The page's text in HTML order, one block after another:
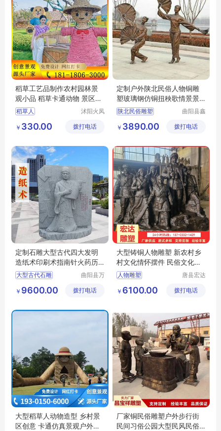
稻草工艺品制作农村园林景
观小品 稻草卡通动物 景区花
海草编人物
稻草人
沭阳火凤
有限公司
￥ 330.00 拨打电话
定制户外陕北民俗人物铜雕
塑玻璃钢仿铜扭秧歌情景景
观雕塑厂家
陕北民俗雕塑
小品雕塑厂家
曲阳县鑫
限公司
￥ 3890.00 拨打电话
定制石雕大型古代四大发明
造纸术印刷术指南针火药历
史文化雕塑摆件广场户外景
区校园公园装饰
大型古代石雕
造纸术石雕摆件
曲阳县万
限公司
￥ 9600.00 拨打电话
大型铸铜人物雕塑 新农村乡
村文化情怀摆件 民俗文化小
品铜雕定制
人物雕塑
唐县宏达
品制造有
￥ 6100.00 拨打电话
大型稻草人动物造型 乡村景
区创意 卡通仿真景观户外雕
厂家铜民俗雕塑户外步行街
民间习俗公园大型民风民俗